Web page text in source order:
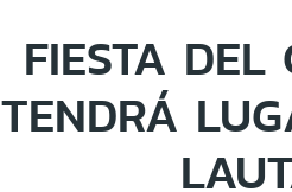
FIESTA
TENDRÁ